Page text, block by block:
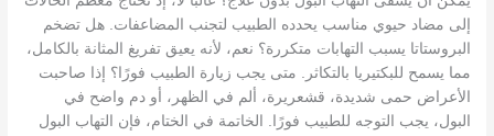
إلى مضاد حيوي مناسب يحدده الطبيب لتجنب المضاعفات. هل تضخم
البروستاتا يسبب التهابات متكررة؟ نعم، لأنه يعيق تفريغ المثانة بالكامل،
مما يسمح للبكتيريا بالتكاثر. متى يجب زيارة الطبيب فورًا؟ إذا صاحبت
الأعراض حمى شديدة، قشعريرة، ألم في الظهر، أو دم واضح في
البول، يجب التوجه للطبيب فورًا. الخاتمة في الختام، فإن التهاب البول